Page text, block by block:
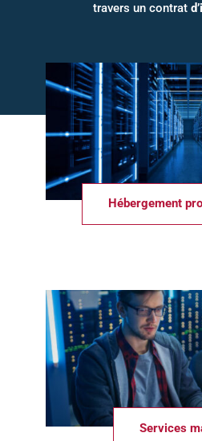
travers un contrat
Hébergement
Services